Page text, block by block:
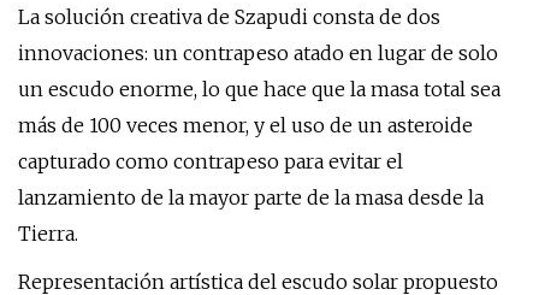
La solución creativa de Szapudi consta de dos
innovaciones: un contrapeso atado en lugar de solo
un escudo enorme, lo que hace que la masa total sea
más de 100 veces menor, y el uso de un asteroide
capturado como contrapeso para evitar el
lanzamiento de la mayor parte de la masa desde la
Tierra.
Representación artística del escudo solar propuesto